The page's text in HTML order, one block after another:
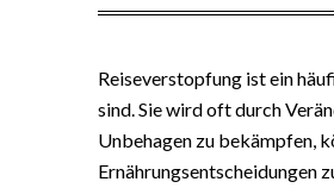
Reiseverstopfung ist ein
sind. Sie wird oft durch
Unbehagen zu bekämpfen,
Ernährungsentscheidungen